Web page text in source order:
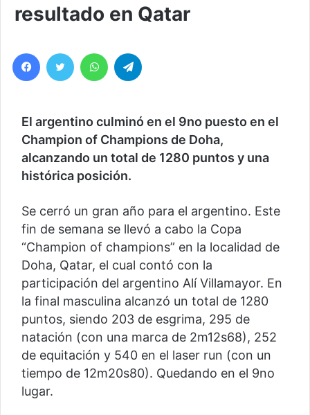
resultado en Qatar
El argentino culminó en el 9no puesto en el
Champion of Champions de Doha,
alcanzando un total de 1280 puntos y una
histórica posición.
Se cerró un gran año para el argentino. Este
fin de semana se llevó a cabo la Copa
“Champion of champions” en la localidad de
Doha, Qatar, el cual contó con la
participación del argentino Alí Villamayor. En
la final masculina alcanzó un total de 1280
puntos, siendo 203 de esgrima, 295 de
natación (con una marca de 2m12s68), 252
de equitación y 540 en el laser run (con un
tiempo de 12m20s80). Quedando en el 9no
lugar.